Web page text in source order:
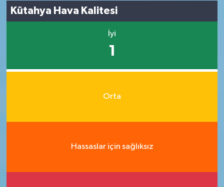
Kütahya Hava Kalitesi
İyi
1
Orta
Hassaslar için sağlıksız